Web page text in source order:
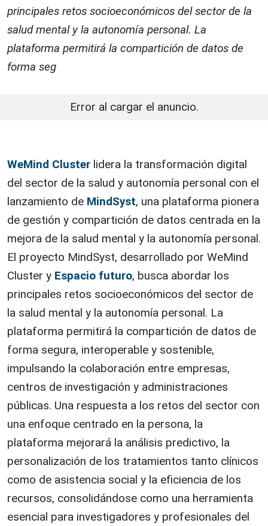
principales retos socioeconómicos del sector de la
salud mental y la autonomía personal. La
plataforma permitirá la compartición de datos de
forma seg
Error al cargar el anuncio.
WeMind Cluster lidera la transformación digital
del sector de la salud y autonomía personal con el
lanzamiento de MindSyst, una plataforma pionera
de gestión y compartición de datos centrada en la
mejora de la salud mental y la autonomía personal.
El proyecto MindSyst, desarrollado por WeMind
Cluster y Espacio futuro, busca abordar los
principales retos socioeconómicos del sector de
la salud mental y la autonomía personal. La
plataforma permitirá la compartición de datos de
forma segura, interoperable y sostenible,
impulsando la colaboración entre empresas,
centros de investigación y administraciones
públicas. Una respuesta a los retos del sector con
una enfoque centrado en la persona, la
plataforma mejorará la análisis predictivo, la
personalización de los tratamientos tanto clínicos
como de asistencia social y la eficiencia de los
recursos, consolidándose como una herramienta
esencial para investigadores y profesionales del